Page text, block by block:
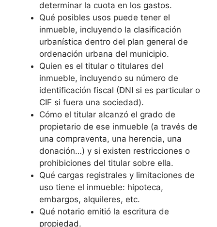
determinar la cuota en los gastos.
Qué posibles usos puede tener el
inmueble, incluyendo la clasificación
urbanística dentro del plan general de
ordenación urbana del municipio.
Quien es el titular o titulares del
inmueble, incluyendo su número de
identificación fiscal (DNI si es particular o
CIF si fuera una sociedad).
Cómo el titular alcanzó el grado de
propietario de ese inmueble (a través de
una compraventa, una herencia, una
donación…) y si existen restricciones o
prohibiciones del titular sobre ella.
Qué cargas registrales y limitaciones de
uso tiene el inmueble: hipoteca,
embargos, alquileres, etc.
Qué notario emitió la escritura de
propiedad.